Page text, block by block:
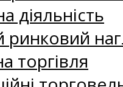
діяльність
торгівля